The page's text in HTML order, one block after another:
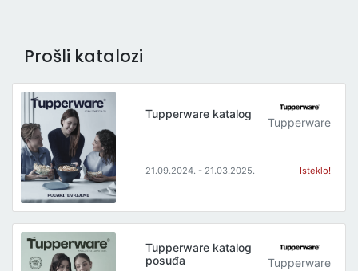
Prošli katalozi
Tupperware katalog
Tupperware
21.09.2024. - 21.03.2025. Isteklo!
Tupperware katalog
posuđa
Tupperware